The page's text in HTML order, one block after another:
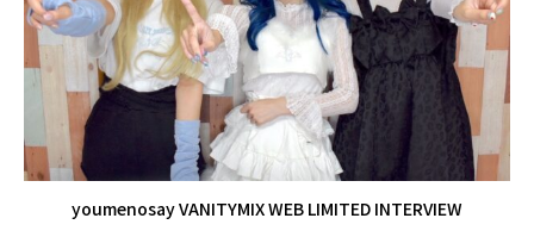
youmenosay VANITYMIX WEB LIMITED INTERVIEW